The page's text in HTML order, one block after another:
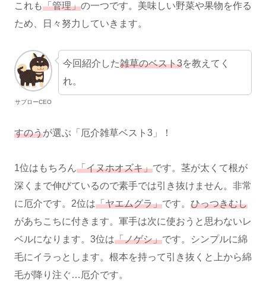
これも「管理」の一つです。美味しい野菜や果物を作る
ため、日々努力していきます。
サブローCEO
今回紹介した雑草のベスト3を教えてく
れ。
すのうが選ぶ「厄介雑草ベスト3」！
1位はもちろん「イヌホオズキ」です。茎が太くて根が
深くまで伸びているので素手では引き抜けません。非常
に厄介です。2位は「ヤエムグラ」です。 ひっつきむし
があちこちに付きます。軍手は次に使おうと思わないレ
ベルになります。3位は「ノゲシ」です。シンプルに綿
毛にイラっとします。根本を持って引き抜くと上から綿
毛が降り注ぐ…厄介です。